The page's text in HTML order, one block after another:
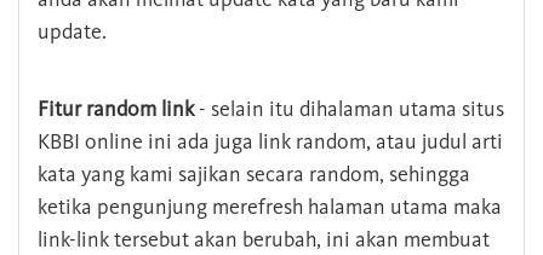
update.
Fitur random link- selain itu dihalaman utama situs
KBBI online ini ada juga link random, atau judul arti
kata yang kami sajikan secara random, sehingga
ketika pengunjung merefresh halaman utama maka
link-link tersebut akan berubah, ini akan membuat